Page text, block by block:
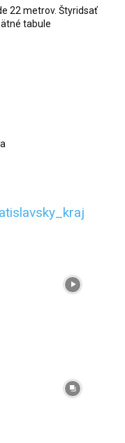
22 metrov. Štyridsať
tabule